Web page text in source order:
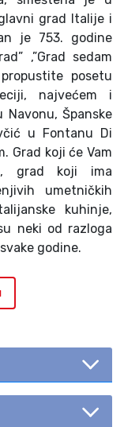
grad Italije i
je 753. godine
,”Grad sedam
propustite posetu
najvećem i
Španske
u Fontanu Di
Grad koji će Vam
grad koji ima
umetničkih
kuhinje,
neki od razloga
godine.